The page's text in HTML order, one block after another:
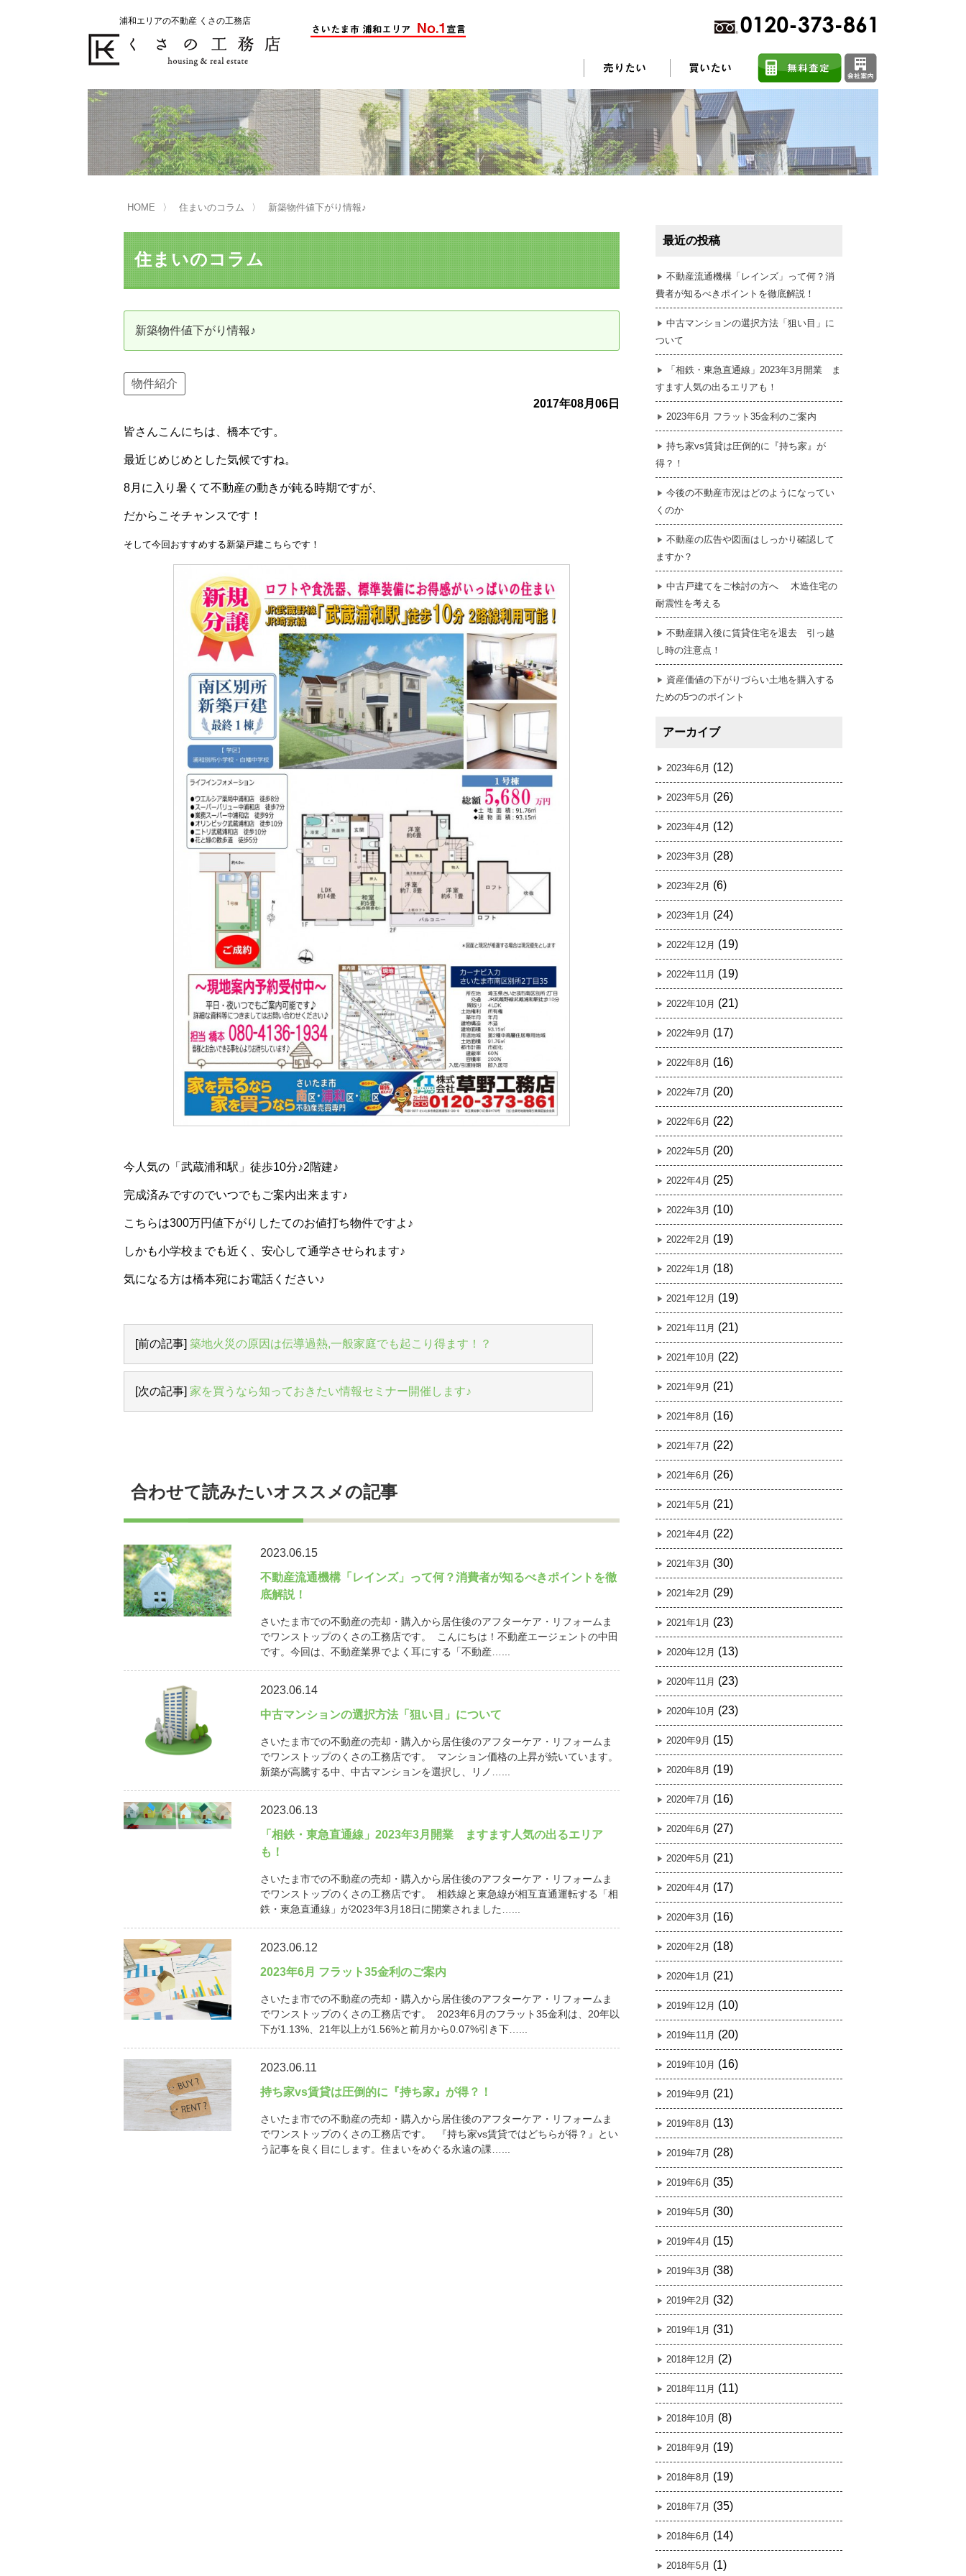
浦和エリアの不動産 くさの工務店
不動産の売却をお考えのお客様
くさの工務店が選ばれる理由 売却活動 売却されたお客様の声 不動産売却に関するよくある質問
買い替えサポート はじめての売却 不動産売却成功のコツ 任意売却
不動産の相続 売却前の修繕・リフォーム
売却の流れ（手順）
不動産売却の詳しい流れ 売買契約のご締結
不動産の引き渡し
不動産の購入をお考えのお客様
くさの工務店が選ばれる理由 購入されたお客様の声 不動産購入に関するよくある質問
住宅ローン控除・消費税について
リニュアル仲介とは
資産価値の減りにくい住宅購入 中古だから安心して購入できる仕組み リニュアル仲介で実現する豊かな暮らし はじめての物件探し
HOME 住まいのコラム 新築物件値下がり情報♪
住まいのコラム
新築物件値下がり情報♪
物件紹介
2017年08月06日
皆さんこんにちは、橋本です。
最近じめじめとした気候ですね。
8月に入り暑くて不動産の動きが鈍る時期ですが、
だからこそチャンスです！
そして今回おすすめする新築戸建こちらです！
今人気の「武蔵浦和駅」徒歩10分♪2階建♪
完成済みですのでいつでもご案内出来ます♪
こちらは300万円値下がりしたてのお値打ち物件ですよ♪
しかも小学校までも近く、安心して通学させられます♪
気になる方は橋本宛にお電話ください♪
[前の記事] 築地火災の原因は伝導過熱,一般家庭でも起こり得ます！？
[次の記事] 家を買うなら知っておきたい情報セミナー開催します♪
合わせて読みたいオススメの記事
2023.06.15
不動産流通機構「レインズ」って何？消費者が知るべきポイントを徹
底解説！
さいたま市での不動産の売却・購入から居住後のアフターケア・リフォームま
でワンストップのくさの工務店です。 こんにちは！不動産エージェントの中田
です。今回は、不動産業界でよく耳にする「不動産…...
2023.06.14
中古マンションの選択方法「狙い目」について
さいたま市での不動産の売却・購入から居住後のアフターケア・リフォームま
でワンストップのくさの工務店です。 マンション価格の上昇が続いています。
新築が高騰する中、中古マンションを選択し、リノ…...
2023.06.13
「相鉄・東急直通線」2023年3月開業 ますます人気の出るエリア
も！
さいたま市での不動産の売却・購入から居住後のアフターケア・リフォームま
でワンストップのくさの工務店です。 相鉄線と東急線が相互直通運転する「相
鉄・東急直通線」が2023年3月18日に開業されました…...
2023.06.12
2023年6月 フラット35金利のご案内
さいたま市での不動産の売却・購入から居住後のアフターケア・リフォームま
でワンストップのくさの工務店です。 2023年6月のフラット35金利は、20年以
下が1.13%、21年以上が1.56%と前月から0.07%引き下…...
2023.06.11
持ち家vs賃貸は圧倒的に『持ち家』が得？！
さいたま市での不動産の売却・購入から居住後のアフターケア・リフォームま
でワンストップのくさの工務店です。 『持ち家vs賃貸ではどちらが得？』とい
う記事を良く目にします。住まいをめぐる永遠の課…...
最近の投稿
不動産流通機構「レインズ」って何？消
費者が知るべきポイントを徹底解説！
中古マンションの選択方法「狙い目」に
ついて
「相鉄・東急直通線」2023年3月開業 ま
すます人気の出るエリアも！
2023年6月 フラット35金利のご案内
持ち家vs賃貸は圧倒的に『持ち家』が
得？！
今後の不動産市況はどのようになってい
くのか
不動産の広告や図面はしっかり確認して
ますか？
中古戸建てをご検討の方へ 木造住宅の
耐震性を考える
不動産購入後に賃貸住宅を退去 引っ越
し時の注意点！
資産価値の下がりづらい土地を購入する
ための5つのポイント
アーカイブ
2023年6月 (12)
2023年5月 (26)
2023年4月 (12)
2023年3月 (28)
2023年2月 (6)
2023年1月 (24)
2022年12月 (19)
2022年11月 (19)
2022年10月 (21)
2022年9月 (17)
2022年8月 (16)
2022年7月 (20)
2022年6月 (22)
2022年5月 (20)
2022年4月 (25)
2022年3月 (10)
2022年2月 (19)
2022年1月 (18)
2021年12月 (19)
2021年11月 (21)
2021年10月 (22)
2021年9月 (21)
2021年8月 (16)
2021年7月 (22)
2021年6月 (26)
2021年5月 (21)
2021年4月 (22)
2021年3月 (30)
2021年2月 (29)
2021年1月 (23)
2020年12月 (13)
2020年11月 (23)
2020年10月 (23)
2020年9月 (15)
2020年8月 (19)
2020年7月 (16)
2020年6月 (27)
2020年5月 (21)
2020年4月 (17)
2020年3月 (16)
2020年2月 (18)
2020年1月 (21)
2019年12月 (10)
2019年11月 (20)
2019年10月 (16)
2019年9月 (21)
2019年8月 (13)
2019年7月 (28)
2019年6月 (35)
2019年5月 (30)
2019年4月 (15)
2019年3月 (38)
2019年2月 (32)
2019年1月 (31)
2018年12月 (2)
2018年11月 (11)
2018年10月 (8)
2018年9月 (19)
2018年8月 (19)
2018年7月 (35)
2018年6月 (14)
2018年5月 (1)